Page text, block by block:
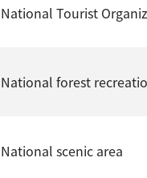
National Tourist
National forest
National scenic area